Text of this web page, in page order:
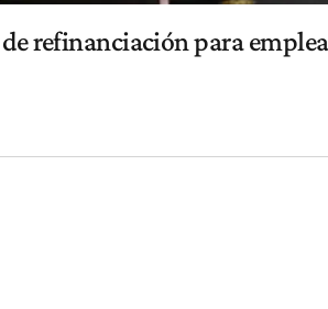
refinanciación para